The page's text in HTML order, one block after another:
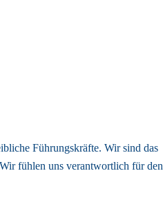
Führungskräfte. Wir sind das
Wir fühlen uns verantwortlich für den